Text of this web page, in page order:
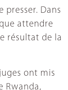
presser. Dans
attendre
résultat de la
ont mis
Rwanda,